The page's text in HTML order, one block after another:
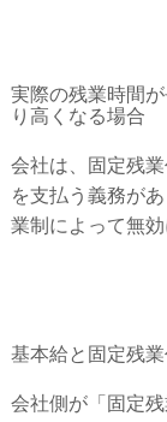
実際の残業時間
り高くなる場合
会社は、固定残
を支払う義務が
業制によって無効
基本給と固定残
会社側が「固定